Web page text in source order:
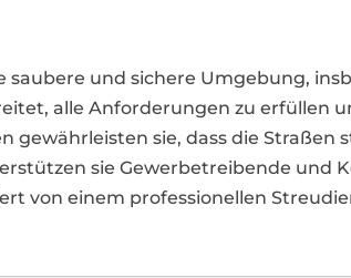
saubere und sichere Umgebung,
alle Anforderungen zu erfüllen
sie, dass die
sie Gewerbetreibende und
von einem professionellen